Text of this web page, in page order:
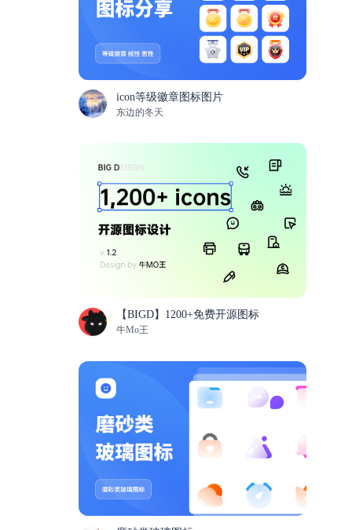
icon等级徽章图标图片
东边的冬天
【BIGD】1200+免费开源图标
牛Mo王